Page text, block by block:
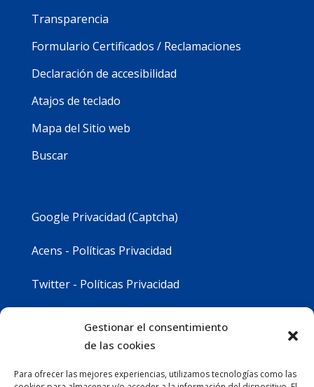
Gestionar el consentimiento
de las cookies
Para ofrecer las mejores experiencias, utilizamos tecnologías como las
Transparencia
Formulario Certificados / Reclamaciones
Declaración de accesibilidad
Atajos de teclado
Mapa del Sitio web
Buscar
Google Privacidad (Captcha)
Acens - Políticas Privacidad
Twitter - Políticas Privacidad
Instagram - Políticas Privacidad